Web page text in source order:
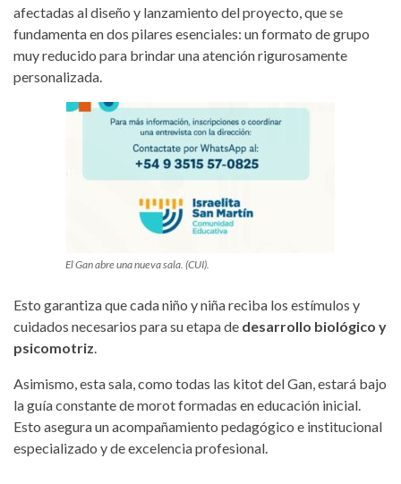
afectadas al diseño y lanzamiento del proyecto, que se
fundamenta en dos pilares esenciales: un formato de grupo
muy reducido para brindar una atención rigurosamente
personalizada.
El Gan abre una nueva sala. (CUI).
Esto garantiza que cada niño y niña reciba los estímulos y
cuidados necesarios para su etapa de desarrollo biológico y
psicomotriz
Asimismo, esta sala, como todas las kitot del Gan, estará bajo
la guía constante de morot formadas en educación inicial.
Esto asegura un acompañamiento pedagógico e institucional
especializado y de excelencia profesional.